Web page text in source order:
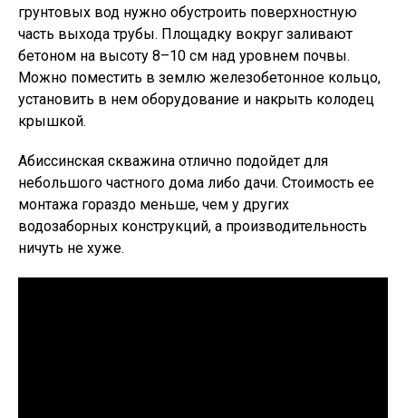
грунтовых вод нужно обустроить поверхностную
часть выхода трубы. Площадку вокруг заливают
бетоном на высоту 8–10 см над уровнем почвы.
Можно поместить в землю железобетонное кольцо,
установить в нем оборудование и накрыть колодец
крышкой.
Абиссинская скважина отлично подойдет для
небольшого частного дома либо дачи. Стоимость ее
монтажа гораздо меньше, чем у других
водозаборных конструкций, а производительность
ничуть не хуже.